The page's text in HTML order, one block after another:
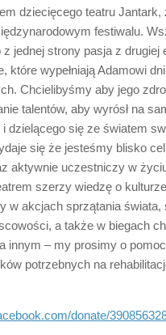
dziecięcego teatru Jantark,
festiwalu.
jednej strony pasja z drugiej
które wypełniają Adamowi
Chcielibyśmy aby jego
talentów, aby wyrósł na
dzielącego się ze światem
się że jesteśmy blisko
aktywnie uczestniczy w
szerzy wiedzę o
w akcjach sprzątania
a także w biegach
innym – my prosimy o
potrzebnych na
donate/